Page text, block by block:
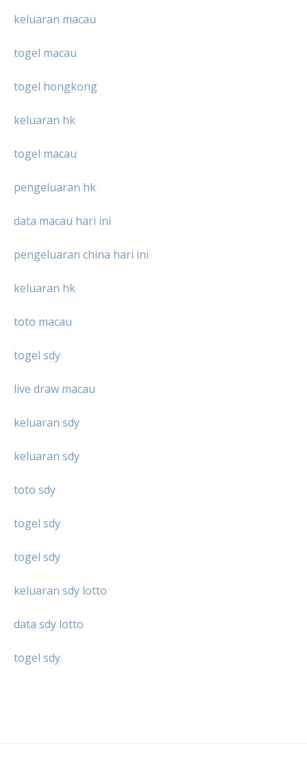
keluaran macau
togel macau
togel hongkong
keluaran hk
togel macau
pengeluaran hk
data macau hari ini
pengeluaran china hari ini
keluaran hk
toto macau
togel sdy
live draw macau
keluaran sdy
keluaran sdy
toto sdy
togel sdy
togel sdy
keluaran sdy lotto
data sdy lotto
togel sdy